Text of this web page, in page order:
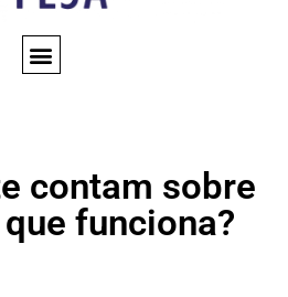
contam sobre
funciona?